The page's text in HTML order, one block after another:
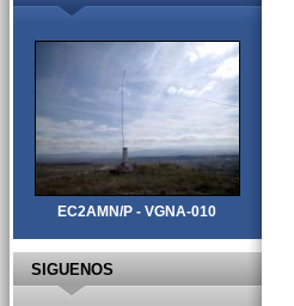
EC2AMN/P - VGNA-010
SIGUENOS